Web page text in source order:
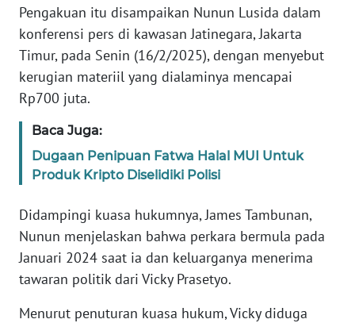
Pengakuan itu disampaikan Nunun Lusida dalam
konferensi pers di kawasan Jatinegara, Jakarta
Timur, pada Senin (16/2/2025), dengan menyebut
kerugian materiil yang dialaminya mencapai
Rp700 juta.
Baca Juga:
Dugaan Penipuan Fatwa Halal MUI Untuk
Produk Kripto Diselidiki Polisi
Didampingi kuasa hukumnya, James Tambunan,
Nunun menjelaskan bahwa perkara bermula pada
Januari 2024 saat ia dan keluarganya menerima
tawaran politik dari Vicky Prasetyo.
Menurut penuturan kuasa hukum, Vicky diduga
IKLAN
TENTANG
PEDOMAN
MEDIA
REDAKSI
Wahana